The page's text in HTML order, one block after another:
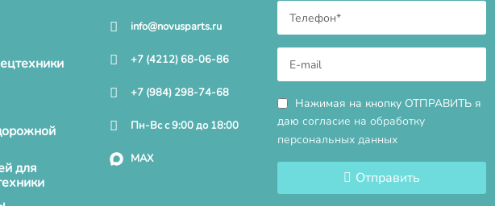
для
info@novusparts.ru
+7 (4212) 68-06-86
+7 (984) 298-74-68
Пн-Вс с 9:00 до 18:00
MAX
Нажимая на кнопку ОТПРАВИТЬ я
даю согласие на обработку
персональных данных
Отправить